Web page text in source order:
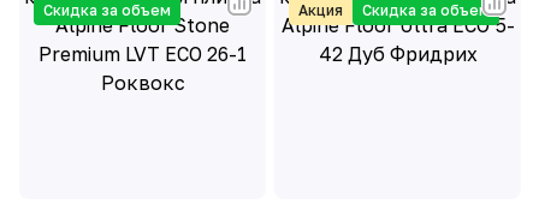
Скидка за объем
Акция
Скидка за объем